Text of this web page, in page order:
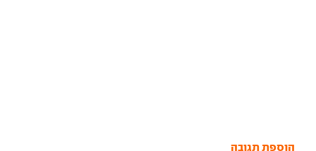
הוספת תגובה